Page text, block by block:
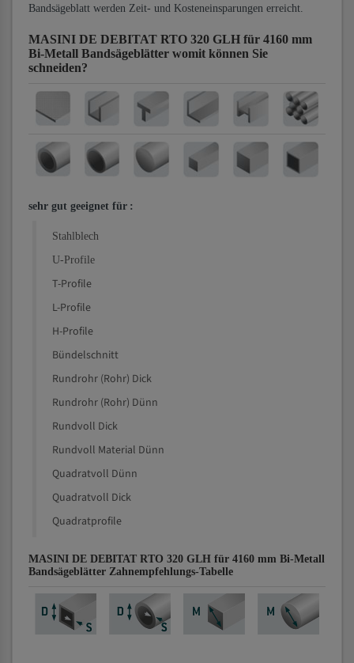
Bandsägeblatt werden Zeit- und Kosteneinsparungen erreicht.
MASINI DE DEBITAT RTO 320 GLH für 4160 mm
Bi-Metall Bandsägeblätter womit können Sie
schneiden?
sehr gut geeignet für :
Stahlblech
U-Profile
T-Profile
L-Profile
H-Profile
Bündelschnitt
Rundrohr (Rohr) Dick
Rundrohr (Rohr) Dünn
Rundvoll Dick
Rundvoll Material Dünn
Quadratvoll Dünn
Quadratvoll Dick
Quadratprofile
MASINI DE DEBITAT RTO 320 GLH für 4160 mm Bi-Metall
Bandsägeblätter Zahnempfehlungs-Tabelle